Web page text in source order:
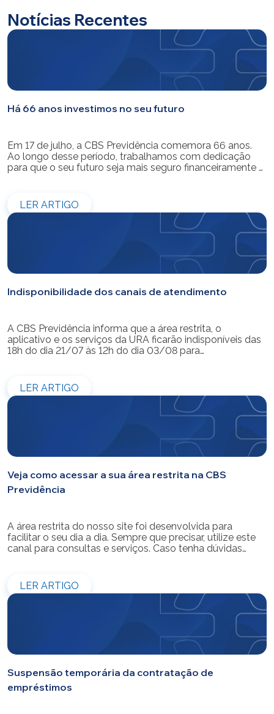
Notícias Recentes
Há 66 anos investimos no seu futuro
Em 17 de julho, a CBS Previdência comemora 66 anos.
Ao longo desse período, trabalhamos com dedicação
para que o seu futuro seja mais seguro financeiramente e
eficiência e transparência os recursos dos nossos mais
de 39 mil participantes. Temos […]
LER ARTIGO
Indisponibilidade dos canais de atendimento
A CBS Previdência informa que a área restrita, o
aplicativo e os serviços da URA ficarão indisponíveis das
18h do dia 21/07 às 12h do dia 03/08 para
entre os dias 22/07 e 31/07. Reforçamos que as
simulações e contratações de empréstimos […]
LER ARTIGO
Veja como acessar a sua área restrita na CBS
Previdência
A área restrita do nosso site foi desenvolvida para
facilitar o seu dia a dia. Sempre que precisar, utilize este
canal para consultas e serviços. Caso tenha dúvidas
LER ARTIGO
Suspensão temporária da contratação de
empréstimos